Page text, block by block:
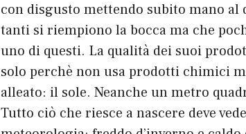
con disgusto mettendo subito mano
tanti si riempiono la bocca ma che
uno di questi. La qualità dei suoi
solo perchè non usa prodotti chimici
alleato: il sole. Neanche un metro
Tutto ciò che riesce a nascere deve